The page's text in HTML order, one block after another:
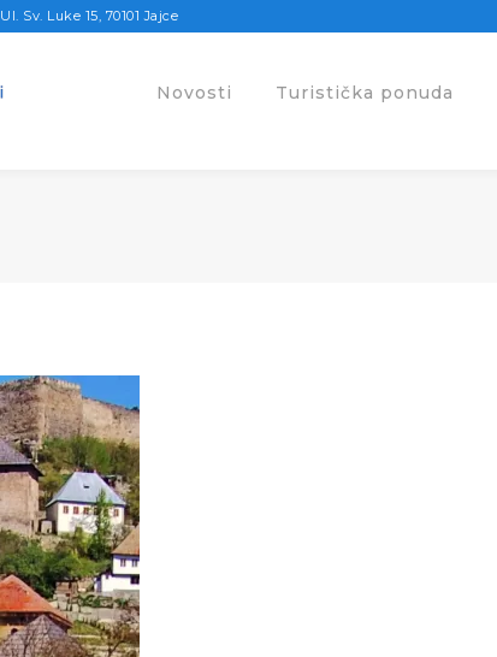
Ul. Sv. Luke 15, 70101 Jajce
Novosti Turistička ponuda